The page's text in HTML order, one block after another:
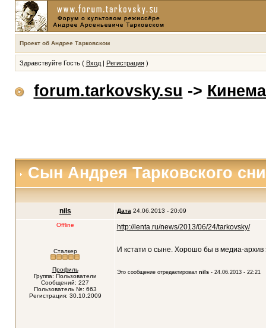
Проект об Андрее Тарковском
Здравствуйте Гость ( Вход| Регистрация)
forum.tarkovsky.su ->
Сын Андрея Тарковского
nils Дата 24.06.2013 - 20:09
Offline
Сталкер
Профиль
Группа: Пользователи
Сообщений: 227
Пользователь №: 663
Регистрация: 30.10.2009
http://lenta.ru/news/2013/06/24/tarkovsky/
И кстати о сыне. Хорошо бы в медиа-архив
Это сообщение отредактировал nils- 24.06.2013 - 22:21